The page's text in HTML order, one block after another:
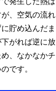
、空気の流れ
貯め込んだま
がれば逆に放
、なかなかチ
です。